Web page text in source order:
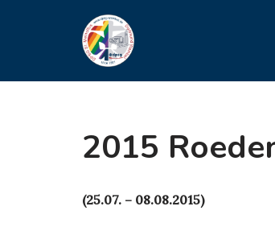
2015
(25.07. – 08.08.2015)